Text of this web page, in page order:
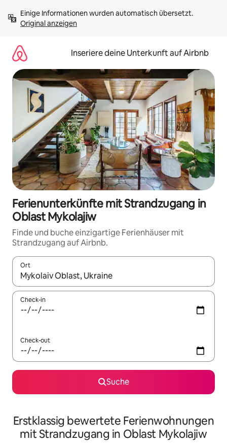
Inhalten
springenOriginal anzeigen
Inseriere deine Unterkunft auf Airbnb
Ferienunterkünfte mit Strandzugang in
Oblast Mykolajiw
Finde und buche einzigartige Ferienhäuser mit
Strandzugang auf Airbnb.
Ort
Wenn Ergebnisse verfügbar sind, navigiere mit den
Check-in
Check-out
Suche
Erstklassig bewertete Ferienwohnungen
mit Strandzugang in Oblast Mykolajiw